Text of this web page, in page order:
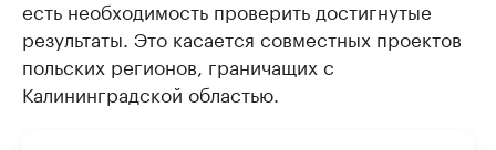
есть необходимость проверить достигнутые
результаты. Это касается совместных проектов
польских регионов, граничащих с
Калининградской областью.